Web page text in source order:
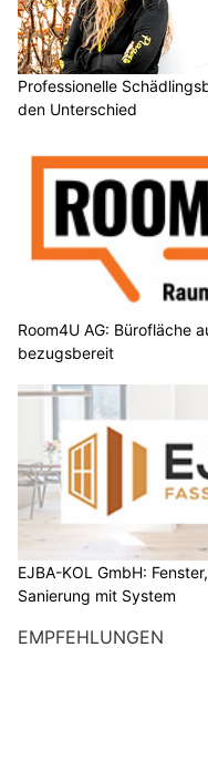
Professionelle
den Unterschied
Room4U AG: Bürofläche
bezugsbereit
EJBA-KOL GmbH:
Sanierung mit System
EMPFEHLUNGEN